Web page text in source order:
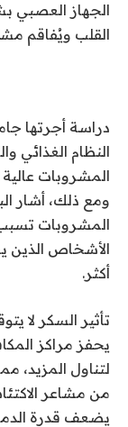
الجهاز العصبي
القلب ويُفاقم
دراسة أجرتها
النظام الغذائي
المشروبات
ومع ذلك، أشار
المشروبات
الأشخاص الذين
أكثر.
تأثير السكر لا
يحفز مراكز
لتناول المزيد،
من مشاعر
يضعف قدرة